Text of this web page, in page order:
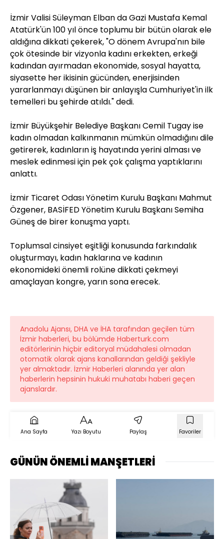
İzmir Valisi Süleyman Elban da Gazi Mustafa Kemal
Atatürk'ün 100 yıl önce toplumu bir bütün olarak ele
aldığına dikkati çekerek, "O dönem Avrupa'nın bile
çok ötesinde bir vizyonla kadını erkekten, erkeği
kadından ayırmadan ekonomide, sosyal hayatta,
siyasette her ikisinin gücünden, enerjisinden
yararlanmayı düşünen bir anlayışla Cumhuriyet'in ilk
temelleri bu şehirde atıldı." dedi.
İzmir Büyükşehir Belediye Başkanı Cemil Tugay ise
kadın olmadan kalkınmanın mümkün olmadığını dile
getirerek, kadınların iş hayatında yerini alması ve
meslek edinmesi için pek çok çalışma yaptıklarını
anlattı.
İzmir Ticaret Odası Yönetim Kurulu Başkanı Mahmut
Özgener, BASİFED Yönetim Kurulu Başkanı Semiha
Güneş de birer konuşma yaptı.
Toplumsal cinsiyet eşitliği konusunda farkındalık
oluşturmayı, kadın haklarına ve kadının
ekonomideki önemli rolüne dikkati çekmeyi
amaçlayan kongre, yarın sona erecek.
Anadolu Ajansı, DHA ve İHA tarafından geçilen tüm
İzmir haberleri, bu bölümde Haberturk.com
editörlerinin hiçbir editoryal müdahalesi olmadan
otomatik olarak ajans kanallarından geldiği şekliyle
yer almaktadır. İzmir Haberleri alanında yer alan
haberlerin hepsinin hukuki muhatabı haberi geçen
ajanslardır.
Ana Sayfa Yazı Boyutu Paylaş Favoriler
GÜNÜN ÖNEMLİ MANŞETLERİ